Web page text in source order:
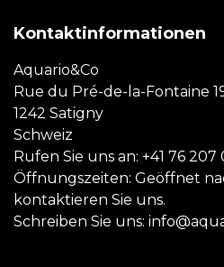
Kontaktinformationen
Aquario&Co
Rue du Pré-de-la-Fontaine
1242 Satigny
Schweiz
Rufen Sie uns an: +41 76 207
Öffnungszeiten: Geöffnet
kontaktieren Sie uns.
Schreiben Sie uns: